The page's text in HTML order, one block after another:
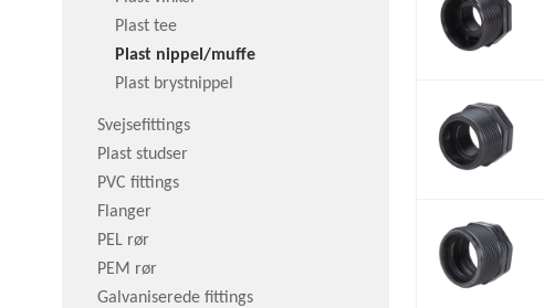
Plast tee
Plast nippel/muffe
Plast brystnippel
Svejsefittings
Plast studser
PVC fittings
Flanger
PEL rør
PEM rør
Galvaniserede fittings